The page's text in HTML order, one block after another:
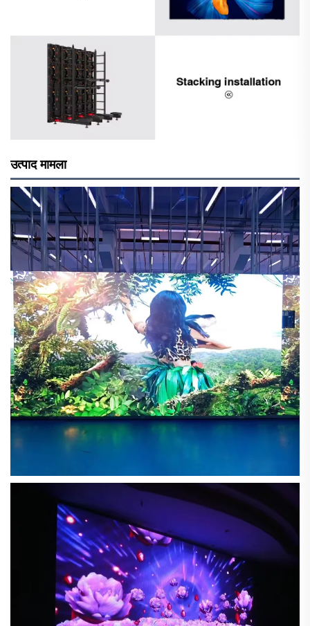
उत्पाद मामला